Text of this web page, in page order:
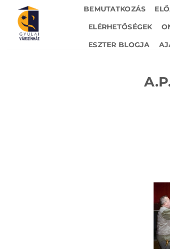
content
BEMUTATKOZÁS
ELÉRHETŐSÉGEK
ESZTER BLOGJA